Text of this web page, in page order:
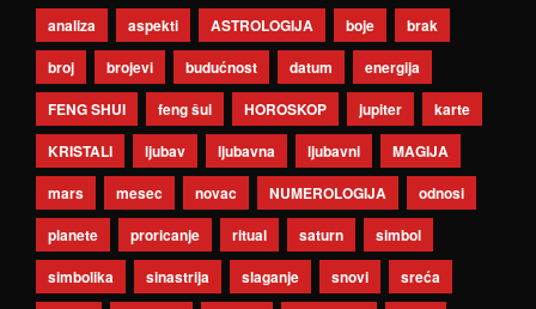
analiza aspekti ASTROLOGIJA boje
brak
broj
brojevi budućnost datum
energija
FENG SHUI
feng šui HOROSKOP jupiter
karte
KRISTALI
ljubav ljubavna ljubavni
MAGIJA
mars
mesec novac NUMEROLOGIJA
odnosi
planete
proricanje ritual saturn
simbol
simbolika
sinastrija slaganje snovi
sreća